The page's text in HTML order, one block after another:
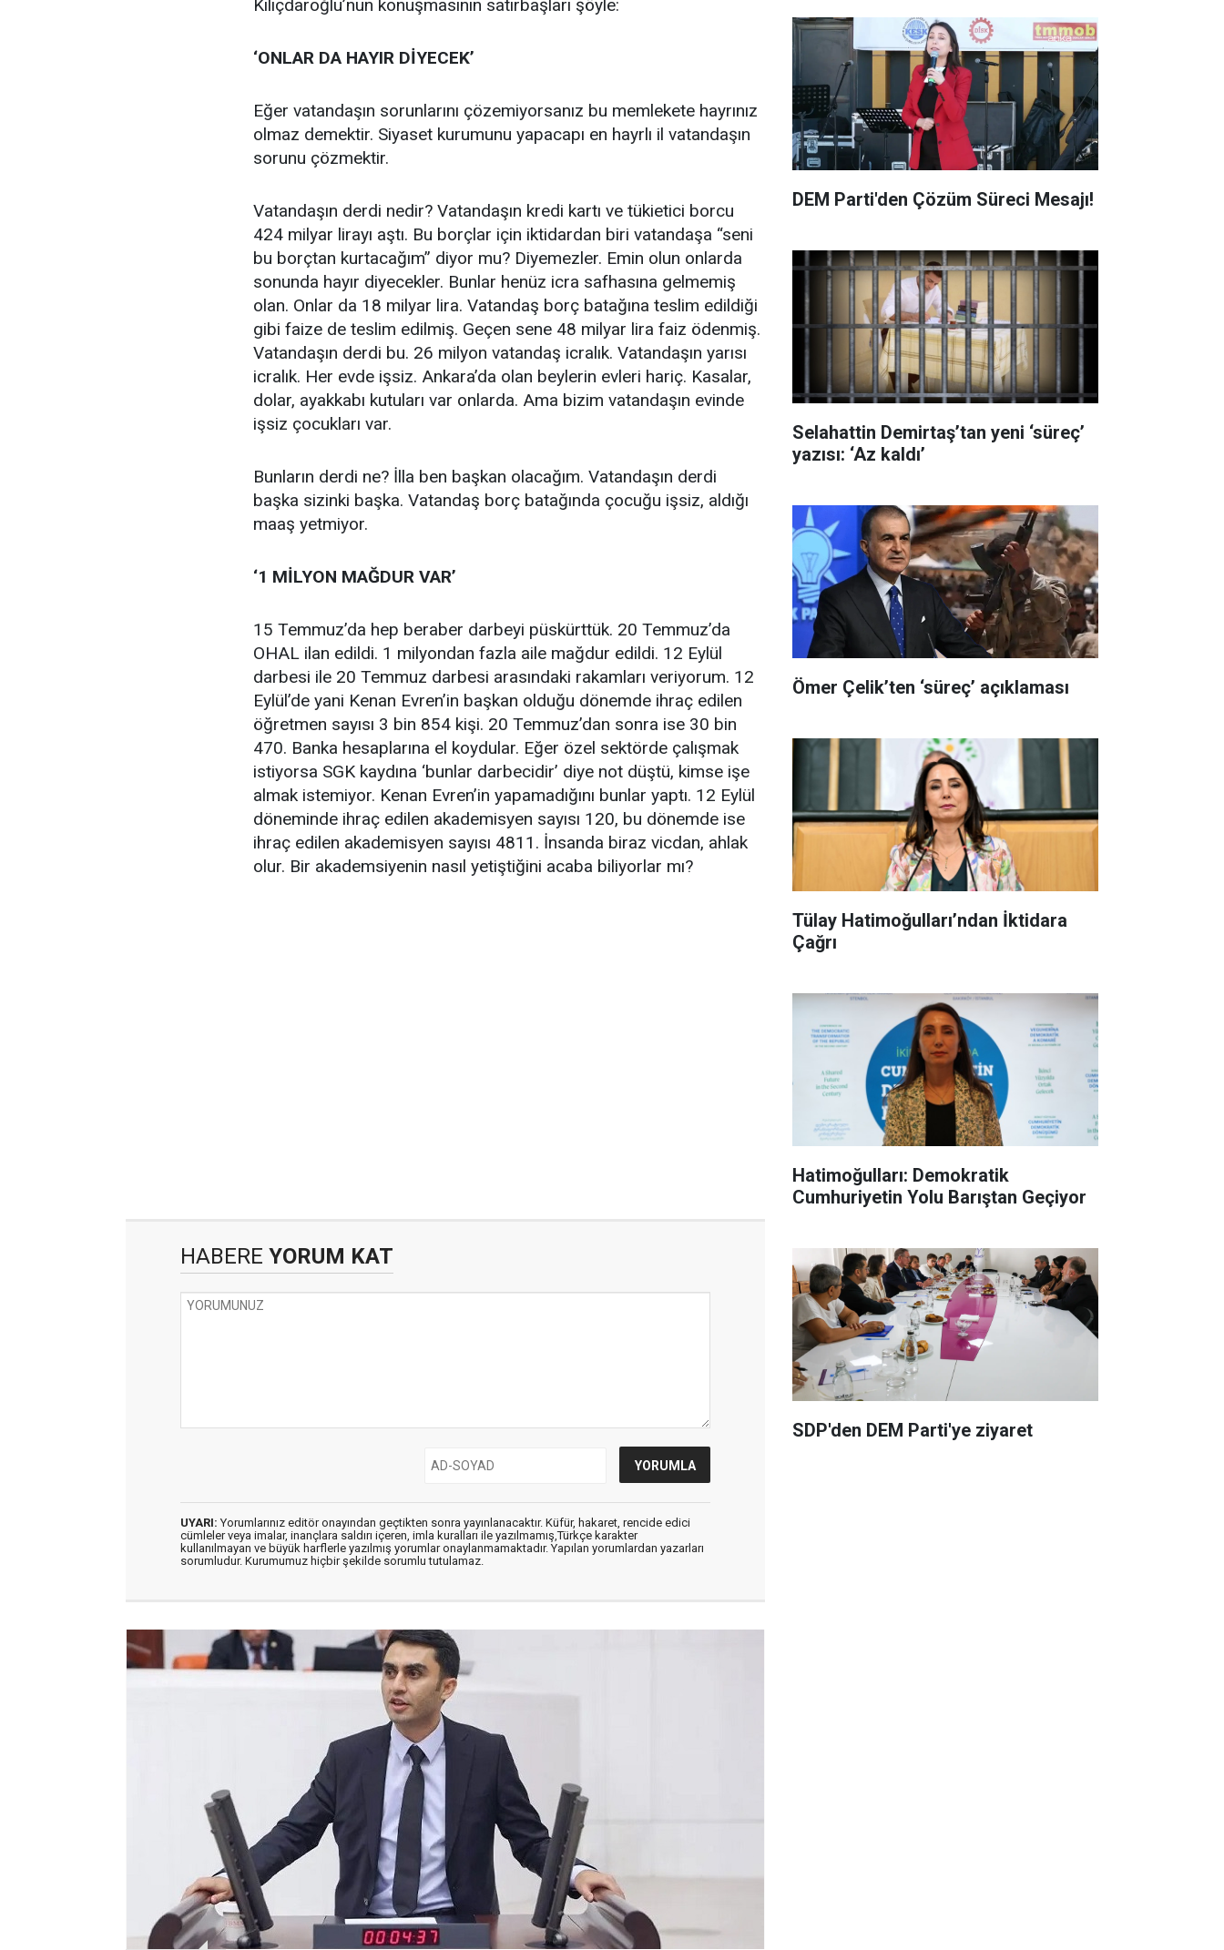
Kılıçdaroğlu’nun konuşmasının satırbaşları şöyle:
‘ONLAR DA HAYIR DİYECEK’
Eğer vatandaşın sorunlarını çözemiyorsanız bu memlekete hayrınız
olmaz demektir. Siyaset kurumunu yapacapı en hayrlı il vatandaşın
sorunu çözmektir.
Vatandaşın derdi nedir? Vatandaşın kredi kartı ve tükietici borcu
424 milyar lirayı aştı. Bu borçlar için iktidardan biri vatandaşa “seni
bu borçtan kurtacağım” diyor mu? Diyemezler. Emin olun onlarda
sonunda hayır diyecekler. Bunlar henüz icra safhasına gelmemiş
olan. Onlar da 18 milyar lira. Vatandaş borç batağına teslim edildiği
gibi faize de teslim edilmiş. Geçen sene 48 milyar lira faiz ödenmiş.
Vatandaşın derdi bu. 26 milyon vatandaş icralık. Vatandaşın yarısı
icralık. Her evde işsiz. Ankara’da olan beylerin evleri hariç. Kasalar,
dolar, ayakkabı kutuları var onlarda. Ama bizim vatandaşın evinde
işsiz çocukları var.
Bunların derdi ne? İlla ben başkan olacağım. Vatandaşın derdi
başka sizinki başka. Vatandaş borç batağında çocuğu işsiz, aldığı
maaş yetmiyor.
‘1 MİLYON MAĞDUR VAR’
15 Temmuz’da hep beraber darbeyi püskürttük. 20 Temmuz’da
OHAL ilan edildi. 1 milyondan fazla aile mağdur edildi. 12 Eylül
darbesi ile 20 Temmuz darbesi arasındaki rakamları veriyorum. 12
Eylül’de yani Kenan Evren’in başkan olduğu dönemde ihraç edilen
öğretmen sayısı 3 bin 854 kişi. 20 Temmuz’dan sonra ise 30 bin
470. Banka hesaplarına el koydular. Eğer özel sektörde çalışmak
istiyorsa SGK kaydına ‘bunlar darbecidir’ diye not düştü, kimse işe
almak istemiyor. Kenan Evren’in yapamadığını bunlar yaptı. 12 Eylül
döneminde ihraç edilen akademisyen sayısı 120, bu dönemde ise
ihraç edilen akademisyen sayısı 4811. İnsanda biraz vicdan, ahlak
olur. Bir akademsiyenin nasıl yetiştiğini acaba biliyorlar mı?
HABERE YORUM KAT
UYARI: Yorumlarınız editör onayından geçtikten sonra yayınlanacaktır. Küfür, hakaret, rencide edici
cümleler veya imalar, inançlara saldırı içeren, imla kuralları ile yazılmamış,Türkçe karakter
kullanılmayan ve büyük harflerle yazılmış yorumlar onaylanmamaktadır. Yapılan yorumlardan yazarları
sorumludur. Kurumumuz hiçbir şekilde sorumlu tutulamaz.
DEM Parti'den Çözüm Süreci Mesajı!
Selahattin Demirtaş’tan yeni ‘süreç’
yazısı: ‘Az kaldı’
Ömer Çelik’ten ‘süreç’ açıklaması
Tülay Hatimoğulları’ndan İktidara
Çağrı
Hatimoğulları: Demokratik
Cumhuriyetin Yolu Barıştan Geçiyor
SDP'den DEM Parti'ye ziyaret